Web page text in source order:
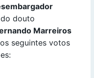
douto
Marreiros
seguintes votos